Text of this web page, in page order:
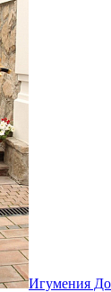
Игумения